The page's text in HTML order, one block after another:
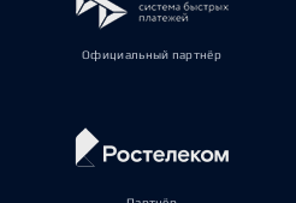
Официальный партнёр